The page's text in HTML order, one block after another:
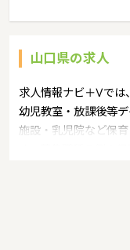
山口県の求人
求人情報ナビ＋Vでは
幼児教室・放課後等
施設・乳児院など保